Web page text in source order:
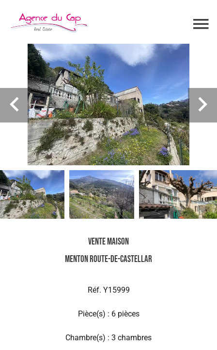
Vente Maison
Menton Route-de-Castellar
Réf. Y15999
Pièce(s) : 6 pièces
Chambre(s) : 3 chambres